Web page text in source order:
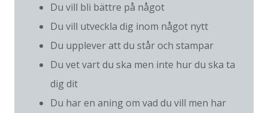
Du vill bli bättre på något
Du vill utveckla dig inom något nytt
Du upplever att du står och stampar
Du vet vart du ska men inte hur du ska ta
dig dit
Du har en aning om vad du vill men har